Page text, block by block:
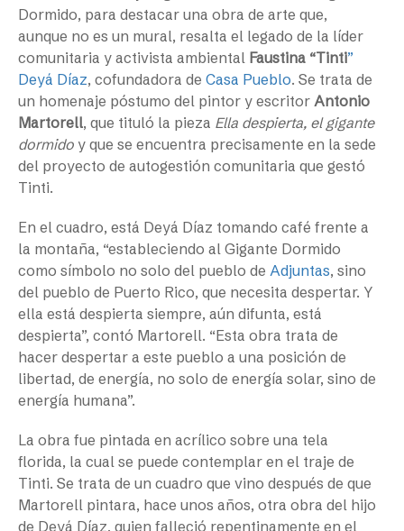
Dormido, para destacar una obra de arte que,
aunque no es un mural, resalta el legado de la líder
comunitaria y activista ambiental Faustina “Tinti”
Deyá Díaz, cofundadora de Casa Pueblo. Se trata de
un homenaje póstumo del pintor y escritor Antonio
Martorell, que tituló la pieza Ella despierta, el gigante
dormido y que se encuentra precisamente en la sede
del proyecto de autogestión comunitaria que gestó
Tinti.
En el cuadro, está Deyá Díaz tomando café frente a
la montaña, “estableciendo al Gigante Dormido
como símbolo no solo del pueblo de Adjuntas, sino
del pueblo de Puerto Rico, que necesita despertar. Y
ella está despierta siempre, aún difunta, está
despierta”, contó Martorell. “Esta obra trata de
hacer despertar a este pueblo a una posición de
libertad, de energía, no solo de energía solar, sino de
energía humana”.
La obra fue pintada en acrílico sobre una tela
florida, la cual se puede contemplar en el traje de
Tinti. Se trata de un cuadro que vino después de que
Martorell pintara, hace unos años, otra obra del hijo
de Deyá Díaz, quien falleció repentinamente en el